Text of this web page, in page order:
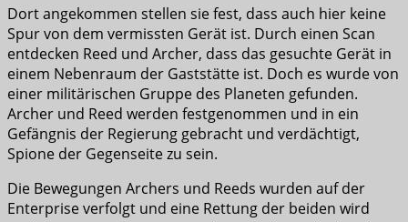
Dort angekommen stellen sie fest, dass auch hier keine
Spur von dem vermissten Gerät ist. Durch einen Scan
entdecken Reed und Archer, dass das gesuchte Gerät in
einem Nebenraum der Gaststätte ist. Doch es wurde von
einer militärischen Gruppe des Planeten gefunden.
Archer und Reed werden festgenommen und in ein
Gefängnis der Regierung gebracht und verdächtigt,
Spione der Gegenseite zu sein.
Die Bewegungen Archers und Reeds wurden auf der
Enterprise verfolgt und eine Rettung der beiden wird